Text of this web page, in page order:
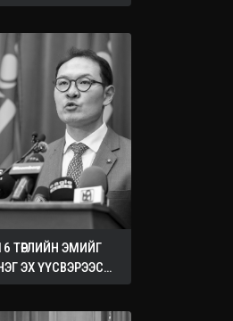
ШИЙДВЭРҮҮД
ТӨРЛИЙН ЭМИЙГ
ЭХ ҮҮСВЭРЭЭС
АВАХ